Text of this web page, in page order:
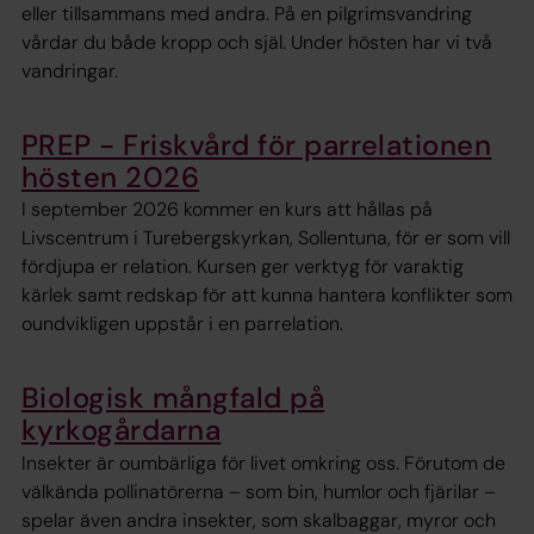
eller tillsammans med andra. På en pilgrimsvandring
vårdar du både kropp och själ. Under hösten har vi två
vandringar.
PREP - Friskvård för parrelationen
hösten 2026
I september 2026 kommer en kurs att hållas på
Livscentrum i Turebergskyrkan, Sollentuna, för er som vill
fördjupa er relation. Kursen ger verktyg för varaktig
kärlek samt redskap för att kunna hantera konflikter som
oundvikligen uppstår i en parrelation.
Biologisk mångfald på
kyrkogårdarna
Insekter är oumbärliga för livet omkring oss. Förutom de
välkända pollinatörerna – som bin, humlor och fjärilar –
spelar även andra insekter, som skalbaggar, myror och